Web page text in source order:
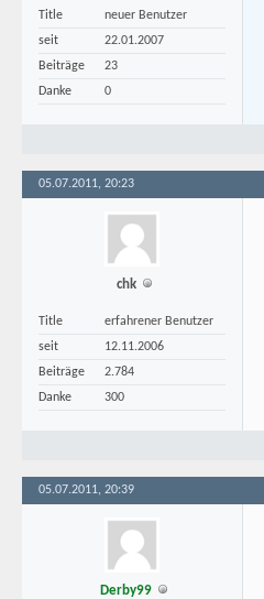
Title
neuer Benutzer
seit
22.01.2007
Beiträge
23
Danke
0
05.07.2011, 20:23
chk
Title
erfahrener Benutzer
seit
12.11.2006
Beiträge
2.784
Danke
300
05.07.2011, 20:39
Derby99